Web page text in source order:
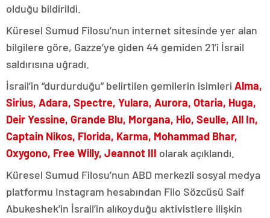
olduğu bildirildi.
Küresel Sumud Filosu’nun internet sitesinde yer alan
bilgilere göre, Gazze’ye giden 44 gemiden 21’i İsrail
saldırısına uğradı.
İsrail’in “durdurduğu” belirtilen gemilerin isimleri Alma,
Sirius, Adara, Spectre, Yulara, Aurora, Otaria, Huga,
Deir Yessine, Grande Blu, Morgana, Hio, Seulle, All In,
Captain Nikos, Florida, Karma, Mohammad Bhar,
Oxygono, Free Willy, Jeannot III olarak açıklandı.
Küresel Sumud Filosu’nun ABD merkezli sosyal medya
platformu Instagram hesabından Filo Sözcüsü Saif
Abukeshek’in İsrail’in alıkoyduğu aktivistlere ilişkin